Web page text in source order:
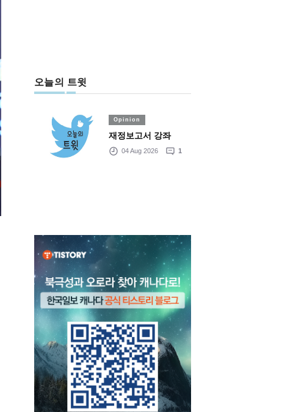
오늘의 트윗
Opinion
재정보고서 강좌
04 Aug 2026 1